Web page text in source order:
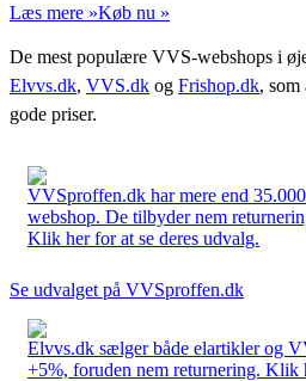
Læs mere »Køb nu »
De mest populære VVS-webshops i
Elvvs.dk, VVS.dk og Frishop.dk, som
gode priser.
VVSproffen.dk har mere end
webshop. De tilbyder nem
Klik her for at se deres udvalg.
Se udvalget på VVSproffen.dk
Elvvs.dk sælger både elartikler og
+5%, foruden nem returnering. Klik